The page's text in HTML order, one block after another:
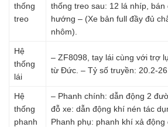
thống
treo
thống treo sau: 12 lá nhíp, bán
hướng – (Xe bản full đầy đủ
nhôm).
Hệ
thống
lái
– ZF8098, tay lái cùng với trợ
từ Đức. – Tỷ số truyền: 20.2-
Hệ
thống
phanh
– Phanh chính: dẫn động 2
đỗ xe: dẫn động khí nén tác
Phanh phụ: phanh khí xả động